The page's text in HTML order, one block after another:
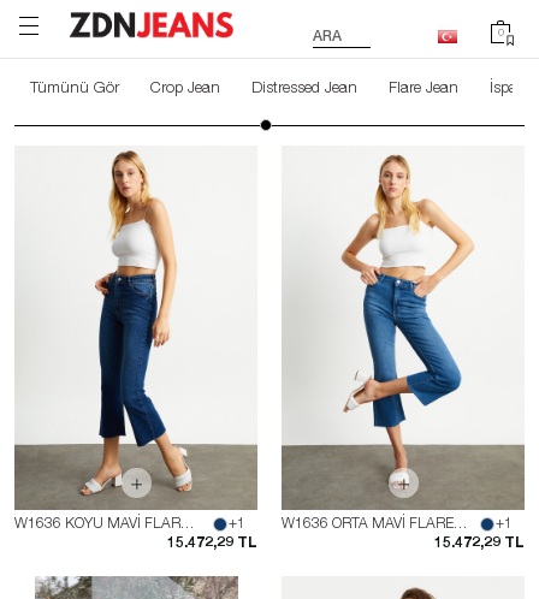
0
ARA
Tümünü Gör Crop Jean Distressed Jean Flare Jean
W1636 KOYU MAVİ FLARE JEAN
+1
15.472,29 TL
W1636 ORTA MAVİ FLARE JEAN
+1
15.472,29 TL